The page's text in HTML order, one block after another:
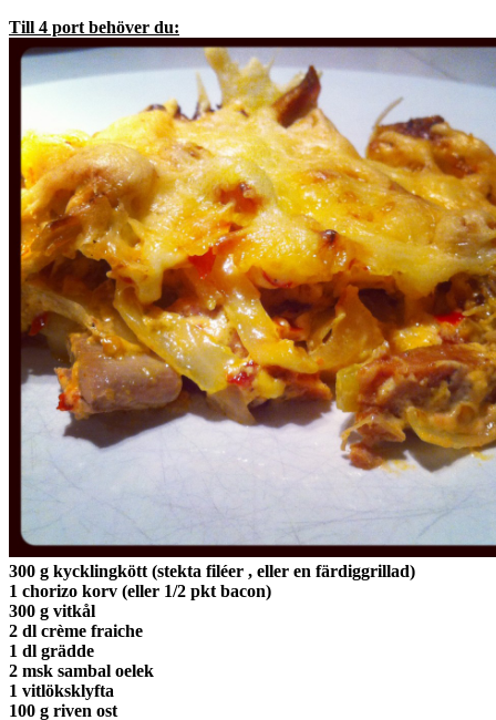
Till 4 port behöver du:
300 g kycklingkött (stekta filéer , eller en färdiggrillad)
1 chorizo korv (eller 1/2 pkt bacon)
300 g vitkål
2 dl crème fraiche
1 dl grädde
2 msk sambal oelek
1 vitlöksklyfta
100 g riven ost